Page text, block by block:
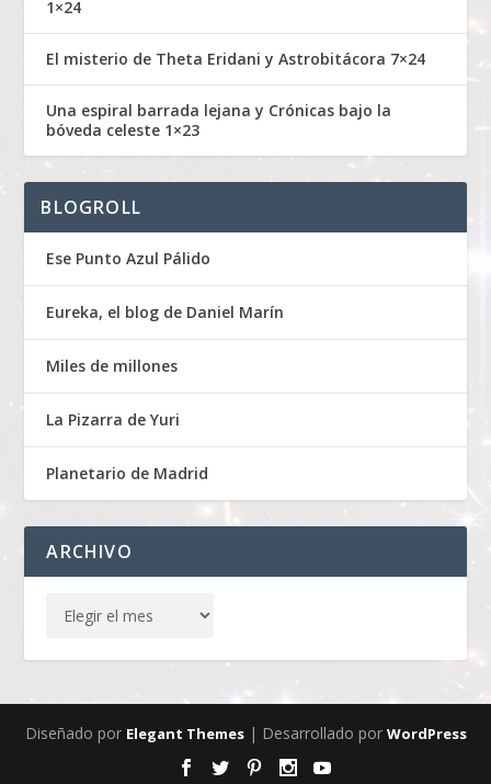
1×24
El misterio de Theta Eridani y Astrobitácora 7×24
Una espiral barrada lejana y Crónicas bajo la
bóveda celeste 1×23
BLOGROLL
Ese Punto Azul Pálido
Eureka, el blog de Daniel Marín
Miles de millones
La Pizarra de Yuri
Planetario de Madrid
ARCHIVO
Diseñado por Elegant Themes| Desarrollado por WordPress